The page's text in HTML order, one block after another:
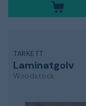
TARKETT
Laminatgolv
Woodstock